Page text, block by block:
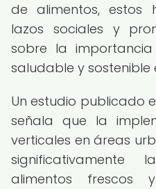
de alimentos, estos
lazos sociales y
sobre la
saludable y sostenible
Un estudio publicado
señala que la
verticales en áreas
significativamente
alimentos frescos